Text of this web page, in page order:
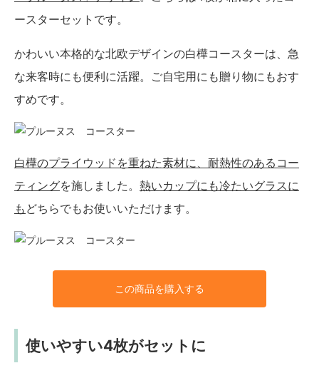
ースターセットです。
かわいい本格的な北欧デザインの白樺コースターは、急
な来客時にも便利に活躍。ご自宅用にも贈り物にもおす
すめです。
白樺のプライウッドを重ねた素材に、耐熱性のあるコー
ティングを施しました。 熱いカップにも冷たいグラスに
も どちらでもお使いいただけます。
この商品を購入する
使いやすい4枚がセットに